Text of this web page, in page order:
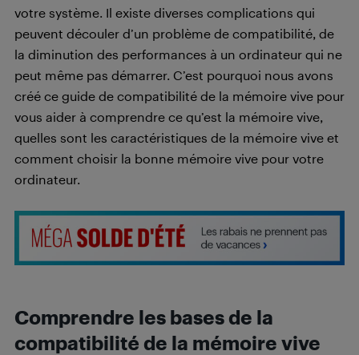
votre système. Il existe diverses complications qui
peuvent découler d’un problème de compatibilité, de
la diminution des performances à un ordinateur qui ne
peut même pas démarrer. C’est pourquoi nous avons
créé ce guide de compatibilité de la mémoire vive pour
vous aider à comprendre ce qu’est la mémoire vive,
quelles sont les caractéristiques de la mémoire vive et
comment choisir la bonne mémoire vive pour votre
ordinateur.
Comprendre les bases de la
compatibilité de la mémoire vive